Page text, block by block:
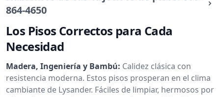
864-4650
Los Pisos Correctos para Cada
Necesidad
Madera, Ingeniería y Bambú: Calidez clásica con
resistencia moderna. Estos pisos prosperan en el clima
cambiante de Lysander. Fáciles de limpiar, hermosos por